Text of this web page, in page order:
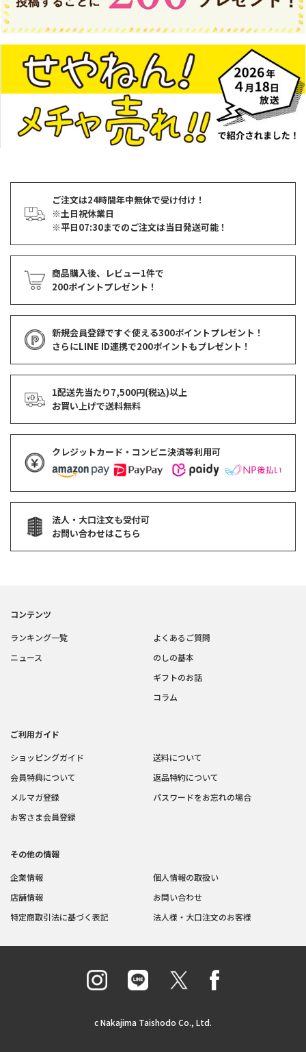
ご注文は24時間年中無休で受け付け！
※土日祝休業日
※平日07:30までのご注文は当日発送可能！
商品購入後、レビュー1件で
200ポイントプレゼント！
新規会員登録ですぐ使える300ポイントプレゼント！
さらにLINE ID連携で200ポイントもプレゼント！
1配送先当たり7,500円(税込)以上
お買い上げで送料無料
クレジットカード・コンビニ決済等利用可
法人・大口注文も受付可
お問い合わせはこちら
コンテンツ
ランキング一覧
ニュース
よくあるご質問
のしの基本
ギフトのお話
コラム
ご利用ガイド
ショッピングガイド
会員特典について
メルマガ登録
お客さま会員登録
送料について
返品特約について
パスワードをお忘れの場合
その他の情報
企業情報
店舗情報
特定商取引法に基づく表記
個人情報の取扱い
お問い合わせ
法人様・大口注文のお客様
c Nakajima Taishodo Co., Ltd.